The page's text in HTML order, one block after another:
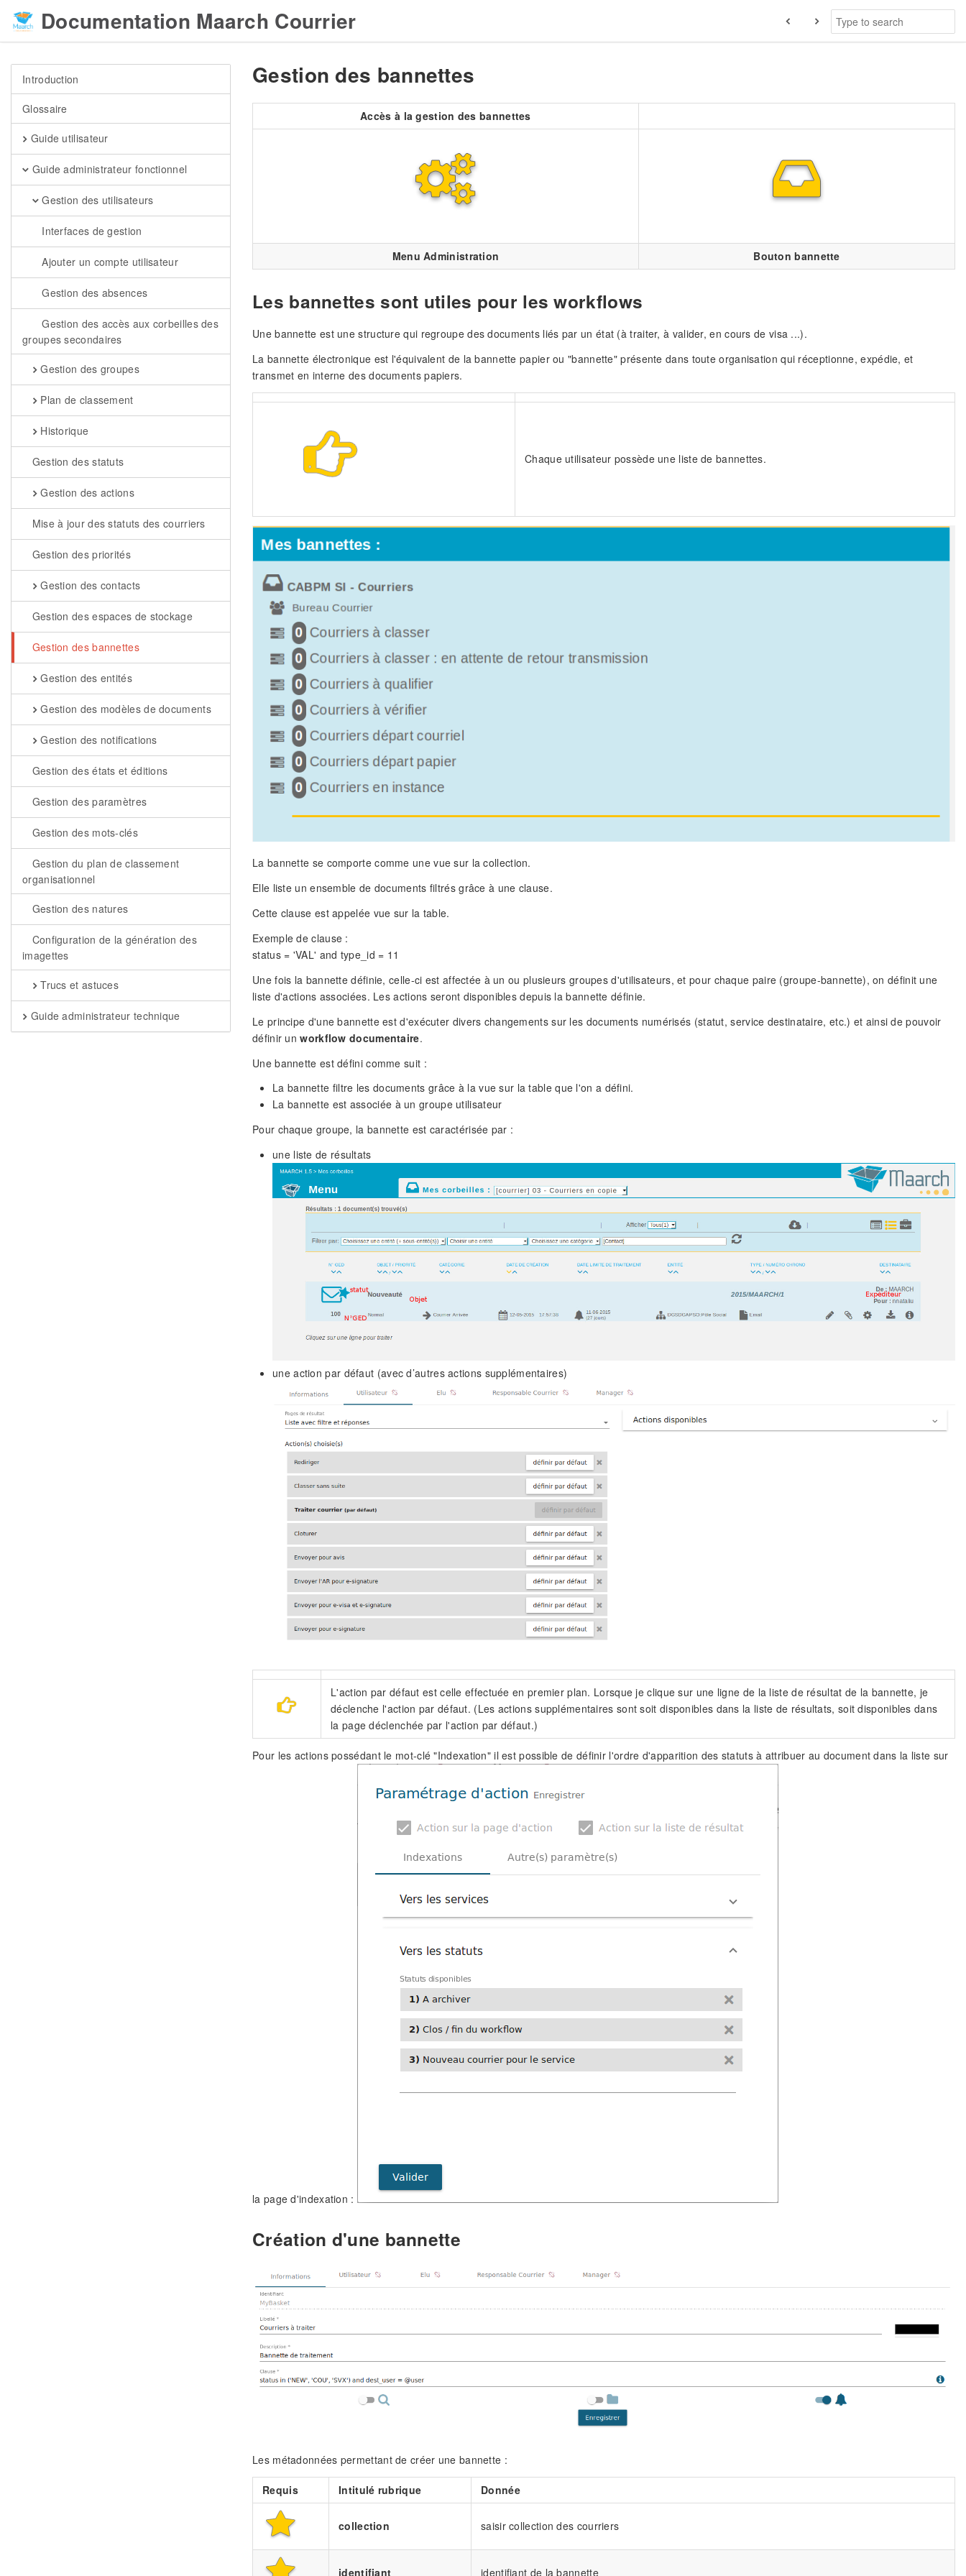
Documentation Maarch Courrier
Introduction
Glossaire
Guide utilisateur
Guide administrateur fonctionnel
Gestion des utilisateurs
Interfaces de gestion
Ajouter un compte utilisateur
Gestion des absences
Gestion des accès aux corbeilles des
groupes secondaires
Gestion des groupes
Plan de classement
Historique
Gestion des statuts
Gestion des actions
Mise à jour des statuts des courriers
Gestion des priorités
Gestion des contacts
Gestion des espaces de stockage
Gestion des bannettes
Gestion des entités
Gestion des modèles de documents
Gestion des notifications
Gestion des états et éditions
Gestion des paramètres
Gestion des mots-clés
Gestion du plan de classement
organisationnel
Gestion des natures
Configuration de la génération des
imagettes
Trucs et astuces
Guide administrateur technique
Gestion des bannettes
Accès à la gestion des bannettes
Menu Administration Bouton bannette
Les bannettes sont utiles pour les workflows
Une bannette est une structure qui regroupe des documents liés par un état (à traiter, à valider, en cours de visa ...).
La bannette électronique est l'équivalent de la bannette papier ou "bannette" présente dans toute organisation qui réceptionne, expédie, et
transmet en interne des documents papiers.
Chaque utilisateur possède une liste de bannettes.
La bannette se comporte comme une vue sur la collection.
Elle liste un ensemble de documents filtrés grâce à une clause.
Cette clause est appelée vue sur la table.
Exemple de clause : ​
status = 'VAL' and type_id = 11
Une fois la bannette définie, celle-ci est affectée à un ou plusieurs groupes d'utilisateurs, et pour chaque paire (groupe-bannette), on définit une
liste d'actions associées. Les actions seront disponibles depuis la bannette définie.
Le principe d'une bannette est d'exécuter divers changements sur les documents numérisés (statut, service destinataire, etc.) et ainsi de pouvoir
définir unworkflow documentaire.
Une bannette est défini comme suit :
La bannette filtre les documents grâce à la vue sur la table que l'on a défini.
La bannette est associée à un groupe utilisateur
Pour chaque groupe, la bannette est caractérisée par :
une liste de résultats
une action par défaut (avec d’autres actions supplémentaires)
L'action par défaut est celle effectuée en premier plan. Lorsque je clique sur une ligne de la liste de résultat de la bannette, je
déclenche l'action par défaut. (Les actions supplémentaires sont soit disponibles dans la liste de résultats, soit disponibles dans
la page déclenchée par l'action par défaut.)
Pour les actions possédant le mot-clé "Indexation" il est possible de définir l'ordre d'apparition des statuts à attribuer au document dans la liste sur
la page d'indexation :
Création d'une bannette
Les métadonnées permettant de créer une bannette :
Requis Intitulé rubrique Donnée
collection saisir collection des courriers
identifiant identifiant de la bannette